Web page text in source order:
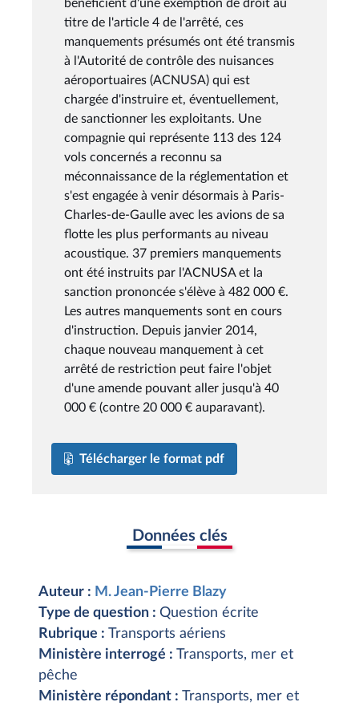
bénéficient d'une exemption de droit au
titre de l'article 4 de l'arrêté, ces
manquements présumés ont été transmis
à l'Autorité de contrôle des nuisances
aéroportuaires (ACNUSA) qui est
chargée d'instruire et, éventuellement,
de sanctionner les exploitants. Une
compagnie qui représente 113 des 124
vols concernés a reconnu sa
méconnaissance de la réglementation et
s'est engagée à venir désormais à Paris-
Charles-de-Gaulle avec les avions de sa
flotte les plus performants au niveau
acoustique. 37 premiers manquements
ont été instruits par l'ACNUSA et la
sanction prononcée s'élève à 482 000 €.
Les autres manquements sont en cours
d'instruction. Depuis janvier 2014,
chaque nouveau manquement à cet
arrêté de restriction peut faire l'objet
d'une amende pouvant aller jusqu'à 40
000 € (contre 20 000 € auparavant).
Télécharger le format pdf
Données clés
Auteur : M. Jean-Pierre Blazy
Type de question : Question écrite
Rubrique : Transports aériens
Ministère interrogé : Transports, mer et
pêche
Ministère répondant : Transports, mer et